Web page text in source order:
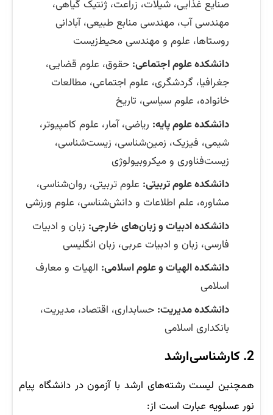
صنایع غذایی، شیلات، زراعت، ژنتیک گیاهی،
مهندسی آب، مهندسی منابع طبیعی، آبادانی
روستاها، علوم و مهندسی محیط‌زیست
دانشکده علوم اجتماعی: حقوق، علوم قضایی،
جغرافیا، گردشگری، علوم اجتماعی، مطالعات
خانواده، علوم سیاسی، تاریخ
دانشکده علوم پایه: ریاضی، آمار، علوم کامپیوتر،
شیمی، فیزیک، زمین‌شناسی، زیست‌شناسی،
زیست‌فناوری و میکروبیولوژی
دانشکده علوم تربیتی: علوم تربیتی، روان‌شناسی،
مشاوره، علم اطلاعات و دانش‌شناسی، علوم ورزشی
دانشکده ادبیات و زبان‌های خارجی: زبان و ادبیات
فارسی، زبان و ادبیات عربی، زبان انگلیسی
دانشکده الهیات و علوم اسلامی: الهیات و معارف
اسلامی
دانشکده مدیریت: حسابداری، اقتصاد، مدیریت،
بانکداری اسلامی
2. کارشناسی‌ارشد
همچنین لیست رشته‌های ارشد با آزمون در دانشگاه پیام
نور عسلویه عبارت‌ است از: